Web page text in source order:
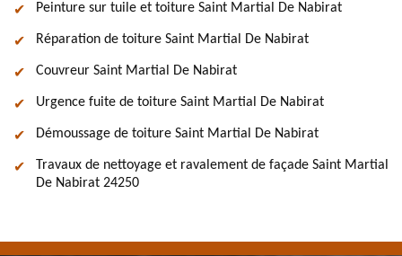
Peinture sur tuile et toiture Saint Martial De Nabirat
Réparation de toiture Saint Martial De Nabirat
Couvreur Saint Martial De Nabirat
Urgence fuite de toiture Saint Martial De Nabirat
Démoussage de toiture Saint Martial De Nabirat
Travaux de nettoyage et ravalement de façade Saint Martial
De Nabirat 24250